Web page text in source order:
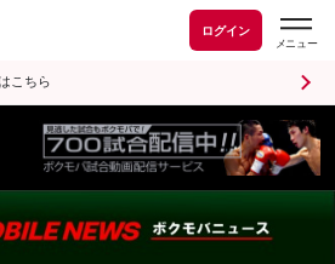
ログイン
こちら